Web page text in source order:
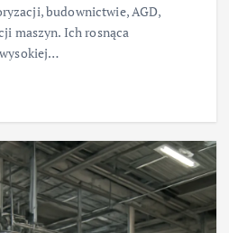
budownictwie, AGD,
maszyn. Ich rosnąca